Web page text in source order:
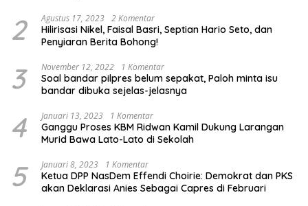
2 Agustus 17, 2023 2 Komentar
Hilirisasi Nikel, Faisal Basri, Septian Hario Seto, dan
Penyiaran Berita Bohong!
3 November 12, 2022 1 Komentar
Soal bandar pilpres belum sepakat, Paloh minta isu
bandar dibuka sejelas-jelasnya
4 Januari 13, 2023 1 Komentar
Ganggu Proses KBM Ridwan Kamil Dukung Larangan
Murid Bawa Lato-Lato di Sekolah
5 Januari 8, 2023 1 Komentar
Ketua DPP NasDem Effendi Choirie: Demokrat dan PKS
akan Deklarasi Anies Sebagai Capres di Februari